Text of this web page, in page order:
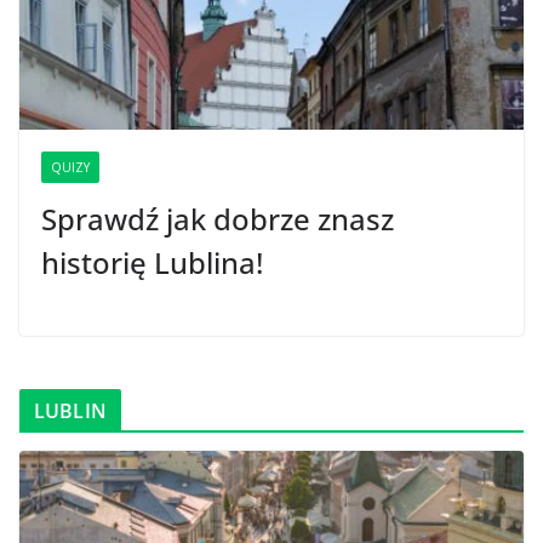
QUIZY
Sprawdź jak dobrze znasz
historię Lublina!
LUBLIN